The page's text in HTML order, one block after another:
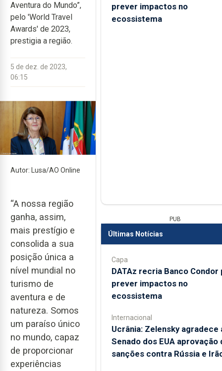
Aventura do Mundo”,
pelo 'World Travel
Awards' de 2023,
prestigia a região.
5 de dez. de 2023,
06:15
Autor: Lusa/AO Online
“A nossa região
ganha, assim,
mais prestígio e
consolida a sua
posição única a
nível mundial no
turismo de
aventura e de
natureza. Somos
um paraíso único
no mundo, capaz
de proporcionar
experiências
prever impactos no
ecossistema
PUB
Últimas Notícias
Capa
DATAz recria Banco Condor
prever impactos no
ecossistema
Internacional
Ucrânia: Zelensky agradece
Senado dos EUA aprovação
sanções contra Rússia e